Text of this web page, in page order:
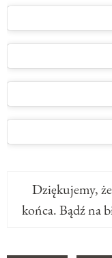
Dziękujemy,
końca. Bądź na